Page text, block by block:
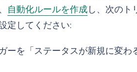
自動化ルールを作成し、次のト
定してください:
ーを「ステータスが新規に変わ